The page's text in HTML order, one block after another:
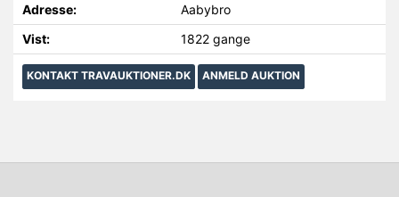
Adresse:
Aabybro
Vist:
1822 gange
KONTAKT TRAVAUKTIONER.DK ANMELD AUKTION